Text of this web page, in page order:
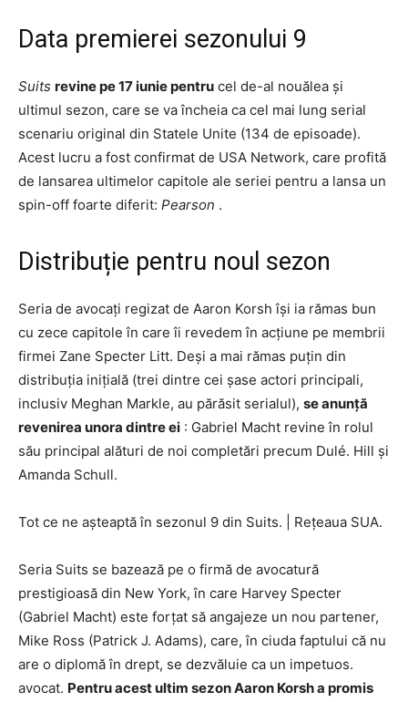
Data premierei sezonului 9
Suits revine pe 17 iunie pentru cel de-al nouălea și
ultimul sezon, care se va încheia ca cel mai lung serial
scenariu original din Statele Unite (134 de episoade).
Acest lucru a fost confirmat de USA Network, care profită
de lansarea ultimelor capitole ale seriei pentru a lansa un
spin-off foarte diferit: Pearson .
Distribuție pentru noul sezon
Seria de avocați regizat de Aaron Korsh își ia rămas bun
cu zece capitole în care îi revedem în acțiune pe membrii
firmei Zane Specter Litt. Deși a mai rămas puțin din
distribuția inițială (trei dintre cei șase actori principali,
inclusiv Meghan Markle, au părăsit serialul), se anunță
revenirea unora dintre ei : Gabriel Macht revine în rolul
său principal alături de noi completări precum Dulé. Hill și
Amanda Schull.
Tot ce ne așteaptă în sezonul 9 din Suits. Rețeaua SUA.
Seria Suits se bazează pe o firmă de avocatură
prestigioasă din New York, în care Harvey Specter
(Gabriel Macht) este forțat să angajeze un nou partener,
Mike Ross (Patrick J. Adams), care, în ciuda faptului că nu
are o diplomă în drept, se dezvăluie ca un impetuos.
avocat. Pentru acest ultim sezon Aaron Korsh a promis